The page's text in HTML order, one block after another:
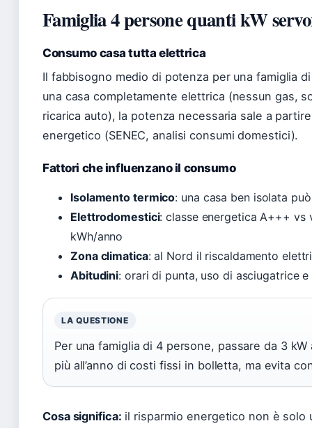
Famiglia 4 persone quanti kW
Consumo casa tutta elettrica
Il fabbisogno medio di potenza per una famiglia
una casa completamente elettrica (nessun gas,
ricarica auto), la potenza necessaria sale a
energetico (SENEC, analisi consumi domestici).
Fattori che influenzano il consumo
Isolamento termico: una casa ben isolata
Elettrodomestici: classe energetica A+++
kWh/anno
Zona climatica: al Nord il riscaldamento
Abitudini: orari di punta, uso di asciugatrice
LA QUESTIONE
Per una famiglia di 4 persone, passare da 3
più all’anno di costi fissi in bolletta, ma evita
Cosa significa: il risparmio energetico non è solo